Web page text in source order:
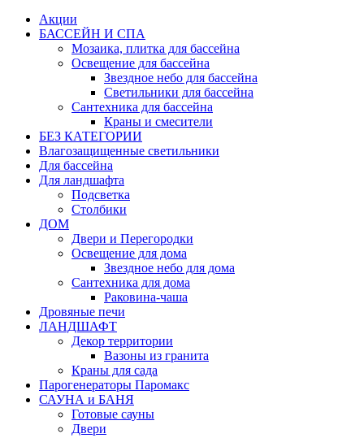
Акции
БАССЕЙН И СПА
Мозаика, плитка для бассейна
Освещение для бассейна
Звездное небо для бассейна
Светильники для бассейна
Сантехника для бассейна
Краны и смесители
БЕЗ КАТЕГОРИИ
Влагозащищенные светильники
Для бассейна
Для ландшафта
Подсветка
Столбики
ДОМ
Двери и Перегородки
Освещение для дома
Звездное небо для дома
Сантехника для дома
Раковина-чаша
Дровяные печи
ЛАНДШАФТ
Декор территории
Вазоны из гранита
Краны для сада
Парогенераторы Паромакс
САУНА и БАНЯ
Готовые сауны
Двери